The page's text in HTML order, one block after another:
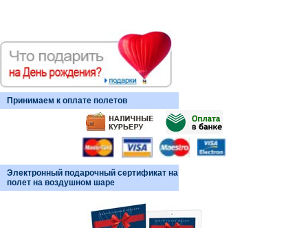
Принимаем к оплате полетов
Электронный подарочный сертификат на
полет на воздушном шаре